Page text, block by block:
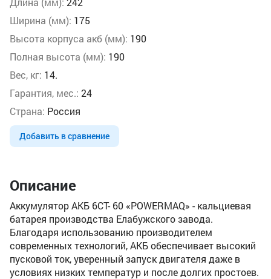
Ширина (мм): 175
Высота корпуса акб (мм): 190
Полная высота (мм): 190
Вес, кг: 14.
Гарантия, мес.: 24
Страна: Россия
Добавить в сравнение
Описание
Аккумулятор АКБ 6СТ- 60 «POWERMAQ» - кальциевая
батарея производства Елабужского завода.
Благодаря использованию производителем
современных технологий, АКБ обеспечивает высокий
пусковой ток, уверенный запуск двигателя даже в
условиях низких температур и после долгих простоев.